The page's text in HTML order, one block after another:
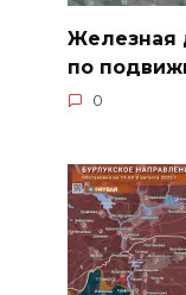
Железная
по
0